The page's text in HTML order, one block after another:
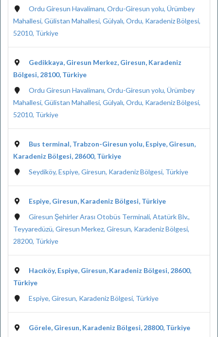
Ordu Giresun Havalimanı, Ordu-Giresun yolu, Ürümbey
Mahallesi, Gülistan Mahallesi, Gülyalı, Ordu, Karadeniz Bölgesi,
52010, Türkiye
Gedikkaya, Giresun Merkez, Giresun, Karadeniz
Bölgesi, 28100, Türkiye
Ordu Giresun Havalimanı, Ordu-Giresun yolu, Ürümbey
Mahallesi, Gülistan Mahallesi, Gülyalı, Ordu, Karadeniz Bölgesi,
52010, Türkiye
Bus terminal, Trabzon-Giresun yolu, Espiye, Giresun,
Karadeniz Bölgesi, 28600, Türkiye
Seydiköy, Espiye, Giresun, Karadeniz Bölgesi, Türkiye
Espiye, Giresun, Karadeniz Bölgesi, Türkiye
Giresun Şehirler Arası Otobüs Terminali, Atatürk Blv.,
Teyyaredüzü, Giresun Merkez, Giresun, Karadeniz Bölgesi,
28200, Türkiye
Hacıköy, Espiye, Giresun, Karadeniz Bölgesi, 28600,
Türkiye
Espiye, Giresun, Karadeniz Bölgesi, Türkiye
Görele, Giresun, Karadeniz Bölgesi, 28800, Türkiye